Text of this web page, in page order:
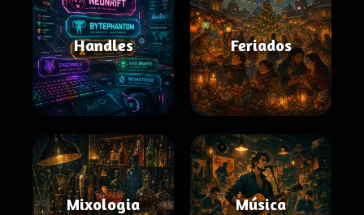
Handles Feriados
Mixologia Música